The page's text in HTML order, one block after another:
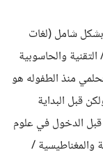
بشكل شامل (لغات
والحاسوبية
منذ الطفوله هو
قبل البداية
الدخول في علوم
والمغناطيسية /